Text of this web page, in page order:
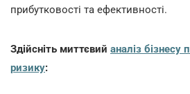
прибутковості та ефективності.
Здійсніть миттєвий аналіз бізнесу
ризику: